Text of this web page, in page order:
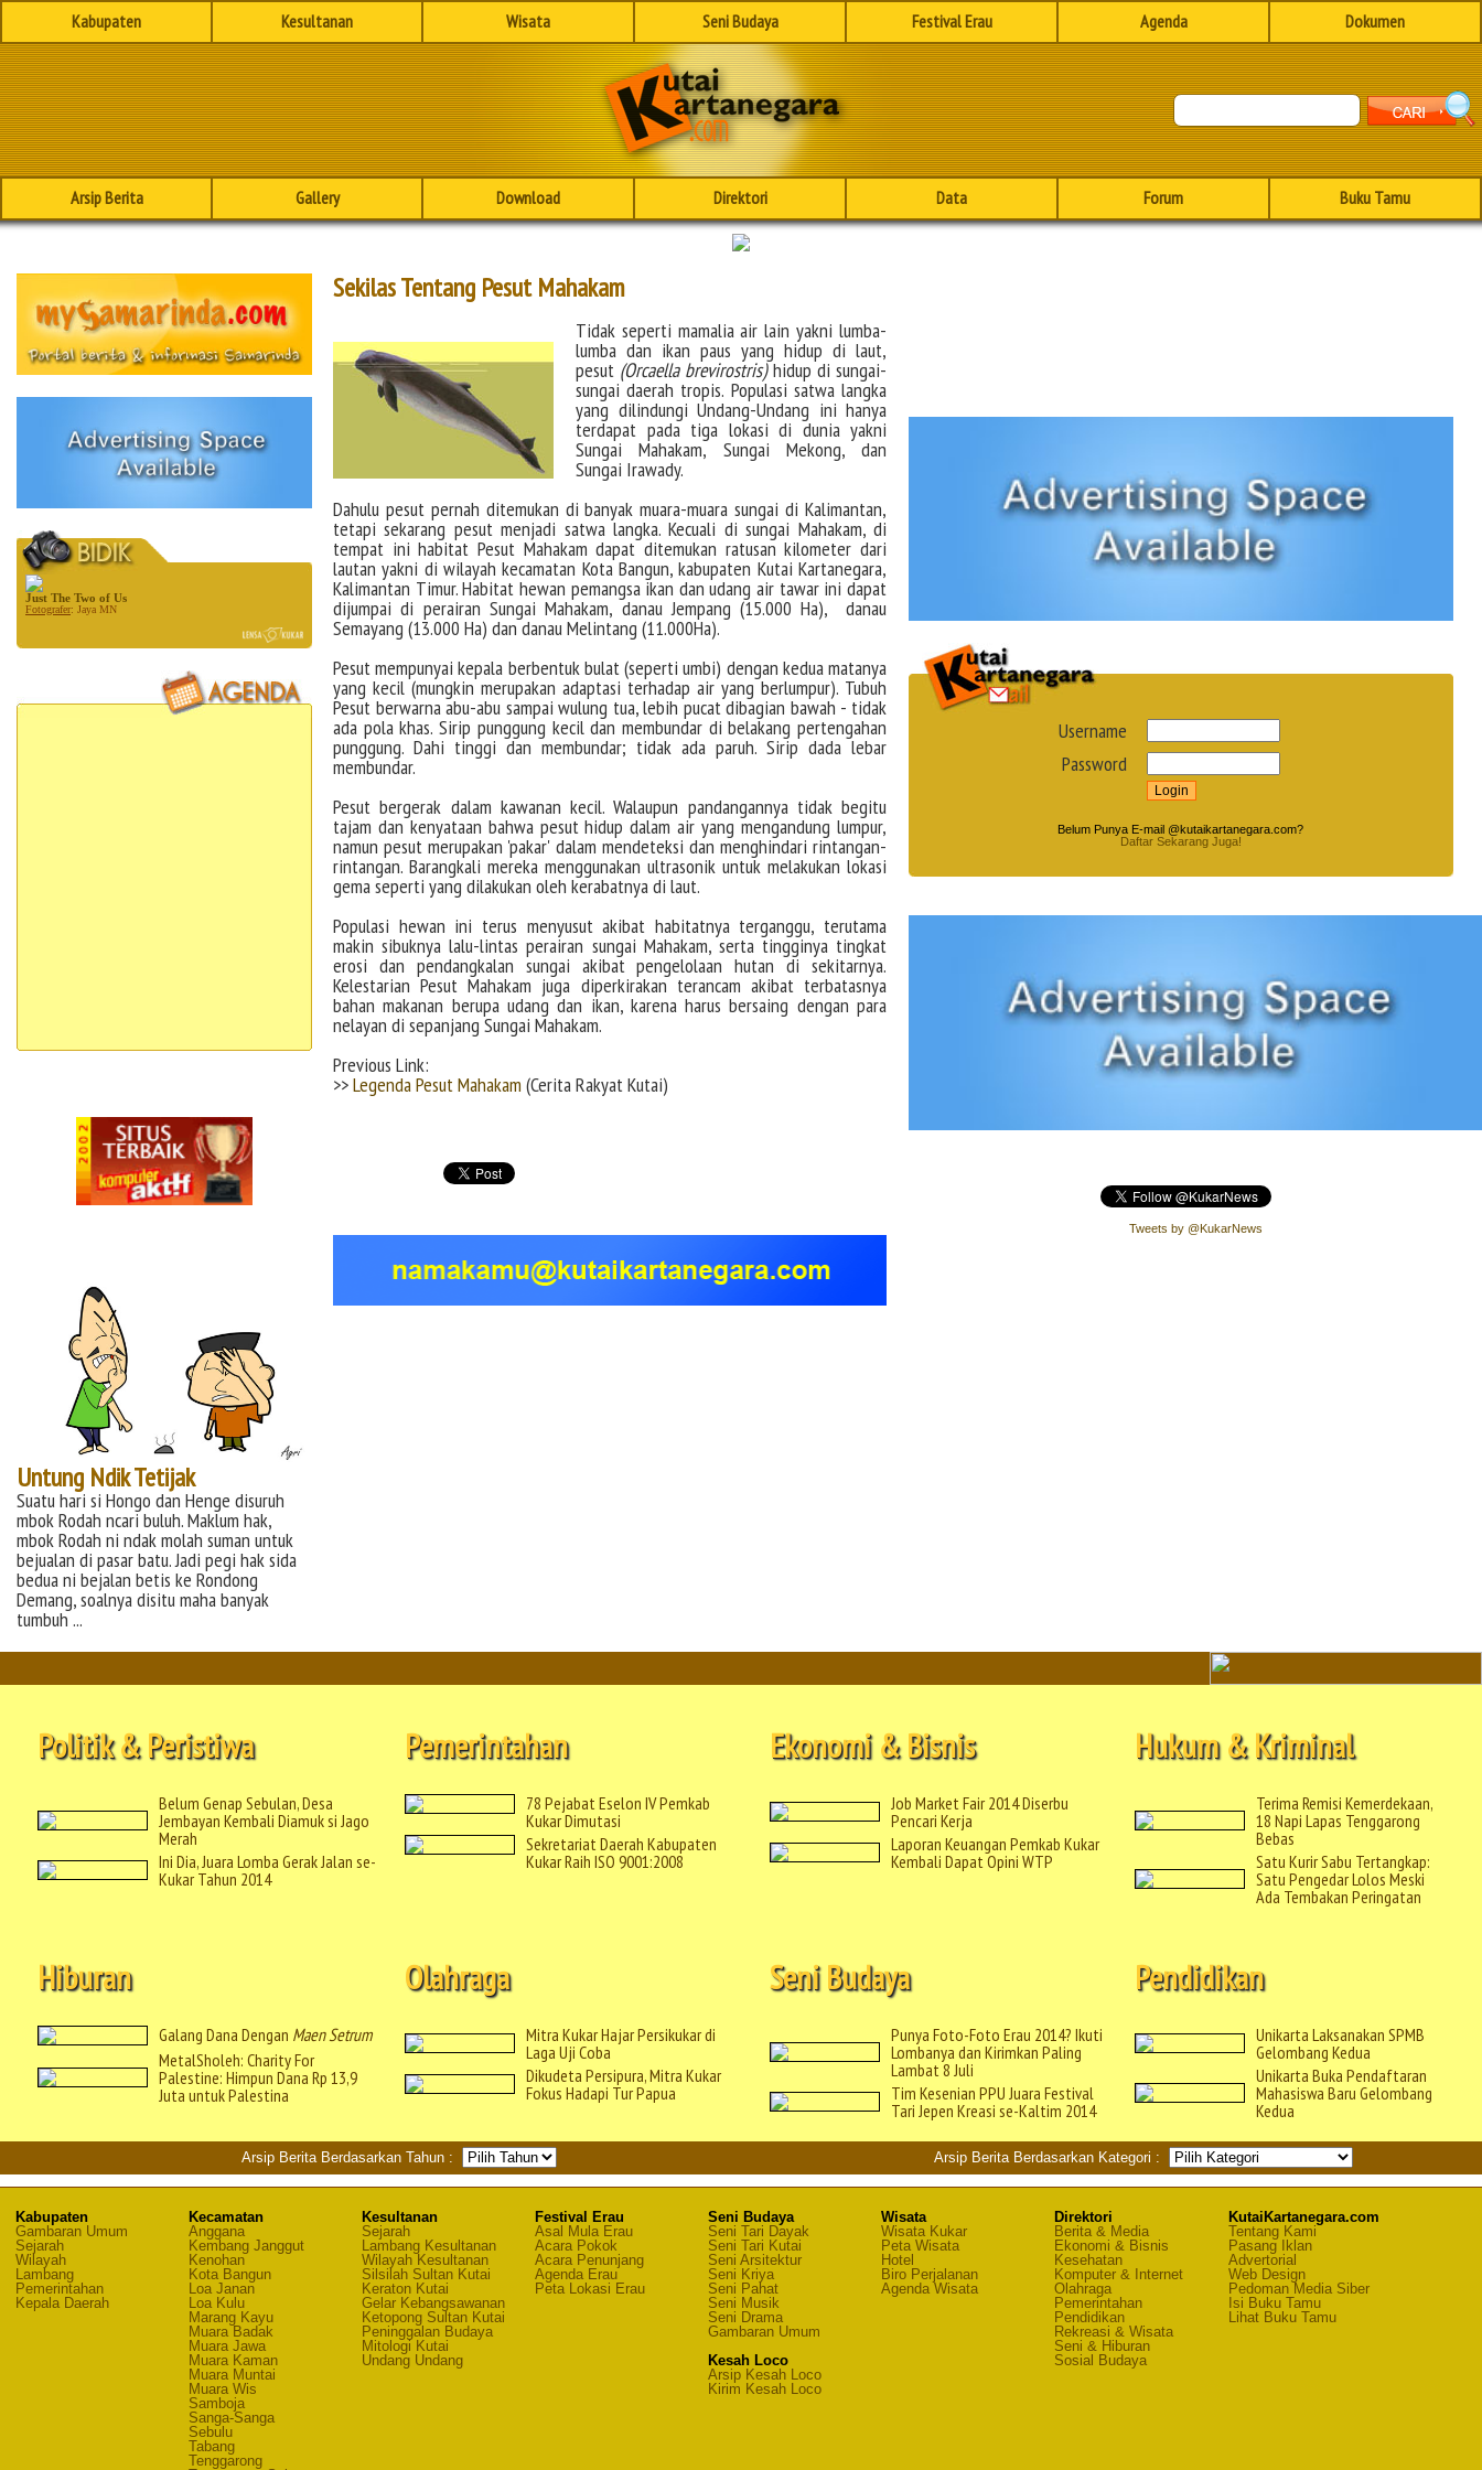
Kabupaten Kesultanan Wisata Seni Budaya Festival Erau Agenda Dokumen
Arsip Berita Gallery Download Direktori Data Forum Buku Tamu
Just The Two of Us
Fotografer: Jaya MN
Untung Ndik Tetijak
Suatu hari si Hongo dan Henge disuruh
mbok Rodah ncari buluh. Maklum hak,
mbok Rodah ni ndak molah suman untuk
bejualan di pasar batu. Jadi pegi hak sida
bedua ni bejalan betis ke Rondong
Demang, soalnya disitu maha banyak
tumbuh ...
Sekilas Tentang Pesut Mahakam
Tidak seperti mamalia air lain yakni lumba-
lumba dan ikan paus yang hidup di laut,
pesut (Orcaella brevirostris)hidup di sungai-
sungai daerah tropis. Populasi satwa langka
yang dilindungi Undang-Undang ini hanya
terdapat pada tiga lokasi di dunia yakni
Sungai Mahakam, Sungai Mekong, dan
Sungai Irawady.
Dahulu pesut pernah ditemukan di banyak muara-muara sungai di Kalimantan,
tetapi sekarang pesut menjadi satwa langka. Kecuali di sungai Mahakam, di
tempat ini habitat Pesut Mahakam dapat ditemukan ratusan kilometer dari
lautan yakni di wilayah kecamatan Kota Bangun, kabupaten Kutai Kartanegara,
Kalimantan Timur. Habitat hewan pemangsa ikan dan udang air tawar ini dapat
dijumpai di perairan Sungai Mahakam, danau Jempang (15.000 Ha), danau
Semayang (13.000 Ha) dan danau Melintang (11.000Ha).
Pesut mempunyai kepala berbentuk bulat (seperti umbi) dengan kedua matanya
yang kecil (mungkin merupakan adaptasi terhadap air yang berlumpur). Tubuh
Pesut berwarna abu-abu sampai wulung tua, lebih pucat dibagian bawah - tidak
ada pola khas. Sirip punggung kecil dan membundar di belakang pertengahan
punggung. Dahi tinggi dan membundar; tidak ada paruh. Sirip dada lebar
membundar.
Pesut bergerak dalam kawanan kecil. Walaupun pandangannya tidak begitu
tajam dan kenyataan bahwa pesut hidup dalam air yang mengandung lumpur,
namun pesut merupakan 'pakar' dalam mendeteksi dan menghindari rintangan-
rintangan. Barangkali mereka menggunakan ultrasonik untuk melakukan lokasi
gema seperti yang dilakukan oleh kerabatnya di laut.
Populasi hewan ini terus menyusut akibat habitatnya terganggu, terutama
makin sibuknya lalu-lintas perairan sungai Mahakam, serta tingginya tingkat
erosi dan pendangkalan sungai akibat pengelolaan hutan di sekitarnya.
Kelestarian Pesut Mahakam juga diperkirakan terancam akibat terbatasnya
bahan makanan berupa udang dan ikan, karena harus bersaing dengan para
nelayan di sepanjang Sungai Mahakam.
Previous Link:
>>Legenda Pesut Mahakam (Cerita Rakyat Kutai)
Username
Password
Belum Punya E-mail @kutaikartanegara.com?
Daftar Sekarang Juga!
Tweets by @KukarNews
Politik & Peristiwa Pemerintahan Ekonomi & Bisnis Hukum & Kriminal
Belum Genap Sebulan, Desa
Jembayan Kembali Diamuk si Jago
Merah
Ini Dia, Juara Lomba Gerak Jalan se-
Kukar Tahun 2014
78 Pejabat Eselon IV Pemkab
Kukar Dimutasi
Sekretariat Daerah Kabupaten
Kukar Raih ISO 9001:2008
Job Market Fair 2014 Diserbu
Pencari Kerja
Laporan Keuangan Pemkab Kukar
Kembali Dapat Opini WTP
Terima Remisi Kemerdekaan,
18 Napi Lapas Tenggarong
Bebas
Satu Kurir Sabu Tertangkap:
Satu Pengedar Lolos Meski
Ada Tembakan Peringatan
Hiburan Olahraga Seni Budaya Pendidikan
Galang Dana Dengan Maen Setrum
MetalSholeh: Charity For
Palestine: Himpun Dana Rp 13,9
Juta untuk Palestina
Mitra Kukar Hajar Persikukar di
Laga Uji Coba
Dikudeta Persipura, Mitra Kukar
Fokus Hadapi Tur Papua
Punya Foto-Foto Erau 2014? Ikuti
Lombanya dan Kirimkan Paling
Lambat 8 Juli
Tim Kesenian PPU Juara Festival
Tari Jepen Kreasi se-Kaltim 2014
Unikarta Laksanakan SPMB
Gelombang Kedua
Unikarta Buka Pendaftaran
Mahasiswa Baru Gelombang
Kedua
Arsip Berita Berdasarkan Tahun : Arsip Berita Berdasarkan Kategori :
Kabupaten
Gambaran Umum
Sejarah
Wilayah
Lambang
Pemerintahan
Kepala Daerah
Kecamatan
Anggana
Kembang Janggut
Kenohan
Kota Bangun
Loa Janan
Loa Kulu
Marang Kayu
Muara Badak
Muara Jawa
Muara Kaman
Muara Muntai
Muara Wis
Samboja
Sanga-Sanga
Sebulu
Tabang
Tenggarong
Kesultanan
Sejarah
Lambang Kesultanan
Wilayah Kesultanan
Silsilah Sultan Kutai
Keraton Kutai
Gelar Kebangsawanan
Ketopong Sultan Kutai
Peninggalan Budaya
Mitologi Kutai
Undang Undang
Festival Erau
Asal Mula Erau
Acara Pokok
Acara Penunjang
Agenda Erau
Peta Lokasi Erau
Seni Budaya
Seni Tari Dayak
Seni Tari Kutai
Seni Arsitektur
Seni Kriya
Seni Pahat
Seni Musik
Seni Drama
Gambaran Umum
Kesah Loco
Arsip Kesah Loco
Kirim Kesah Loco
Wisata
Wisata Kukar
Peta Wisata
Hotel
Biro Perjalanan
Agenda Wisata
Direktori
Berita & Media
Ekonomi & Bisnis
Kesehatan
Komputer & Internet
Olahraga
Pemerintahan
Pendidikan
Rekreasi & Wisata
Seni & Hiburan
Sosial Budaya
KutaiKartanegara.com
Tentang Kami
Pasang Iklan
Advertorial
Web Design
Pedoman Media Siber
Isi Buku Tamu
Lihat Buku Tamu